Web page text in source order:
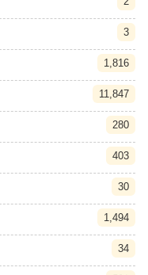
3
1,816
11,847
280
403
30
1,494
34